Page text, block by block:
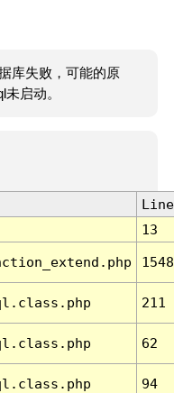
库失败，可能的原
启动。
Line
13
1548
211
62
94